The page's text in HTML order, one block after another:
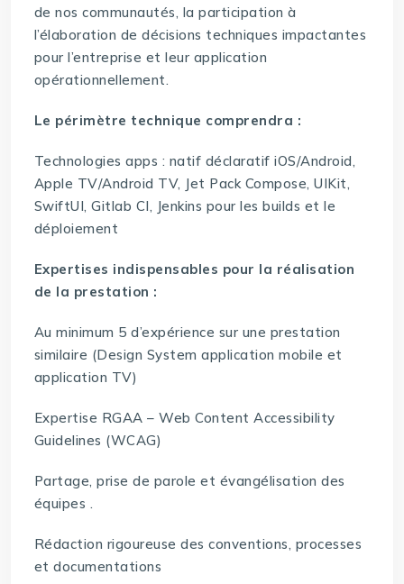
de nos communautés, la participation à
l’élaboration de décisions techniques impactantes
pour l’entreprise et leur application
opérationnellement.
Le périmètre technique comprendra :
Technologies apps : natif déclaratif iOS/Android,
Apple TV/Android TV, Jet Pack Compose, UIKit,
SwiftUI, Gitlab CI, Jenkins pour les builds et le
déploiement
Expertises indispensables pour la réalisation
de la prestation :
Au minimum 5 d’expérience sur une prestation
similaire (Design System application mobile et
application TV)
Expertise RGAA – Web Content Accessibility
Guidelines (WCAG)
Partage, prise de parole et évangélisation des
équipes .
Rédaction rigoureuse des conventions, processes
et documentations